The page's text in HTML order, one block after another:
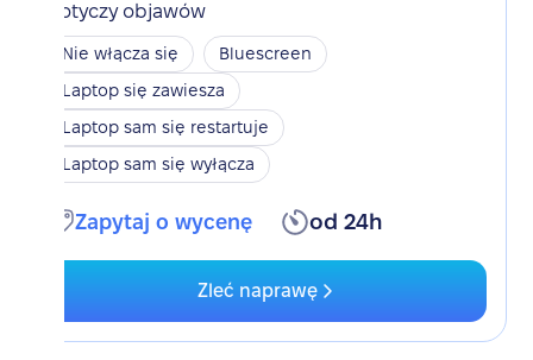
Dotyczy objawów
Nie włącza się
Bluescreen
Laptop się zawiesza
Laptop sam się restartuje
Laptop sam się wyłącza
Zapytaj o wycenę od 24h
Zleć naprawę